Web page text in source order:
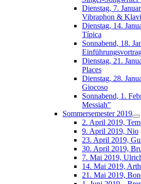
Dienstag, 7.
Vibraphon &
Dienstag, 14.
Típica
Sonnabend, 18.
Dienstag, 21.
Places
Dienstag, 28.
Giocoso
Sonnabend, 1.
Messiah”
Sommersemester 2019
2. April 2019,
9. April 2019, Nio
23. April 2019,
30. April 2019,
7. Mai 2019,
14. Mai 2019,
21. Mai 2019,